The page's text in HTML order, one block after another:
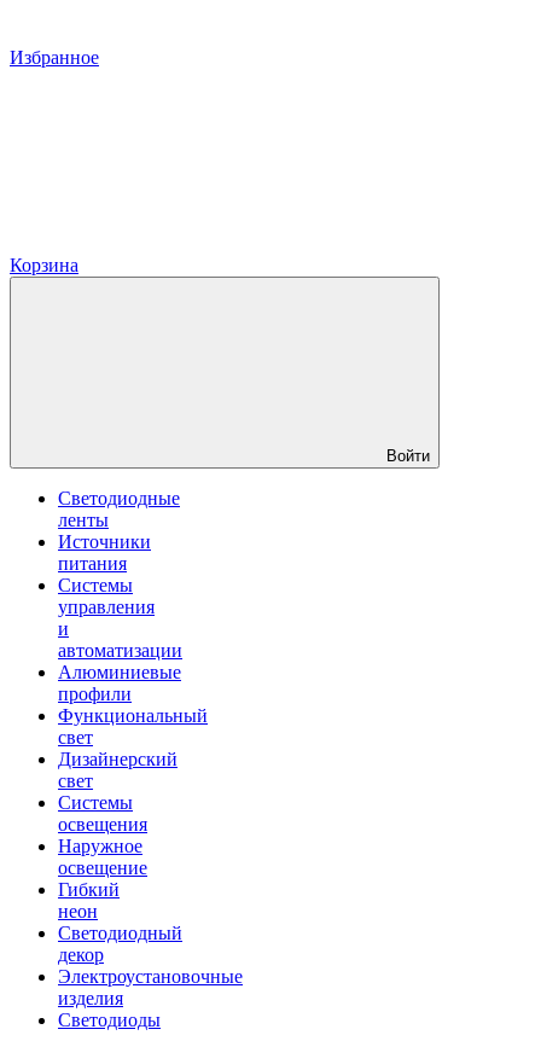
Избранное
Корзина
Войти
Светодиодные
ленты
Источники
питания
Системы
управления
и
автоматизации
Алюминиевые
профили
Функциональный
свет
Дизайнерский
свет
Системы
освещения
Наружное
освещение
Гибкий
неон
Светодиодный
декор
Электроустановочные
изделия
Светодиоды